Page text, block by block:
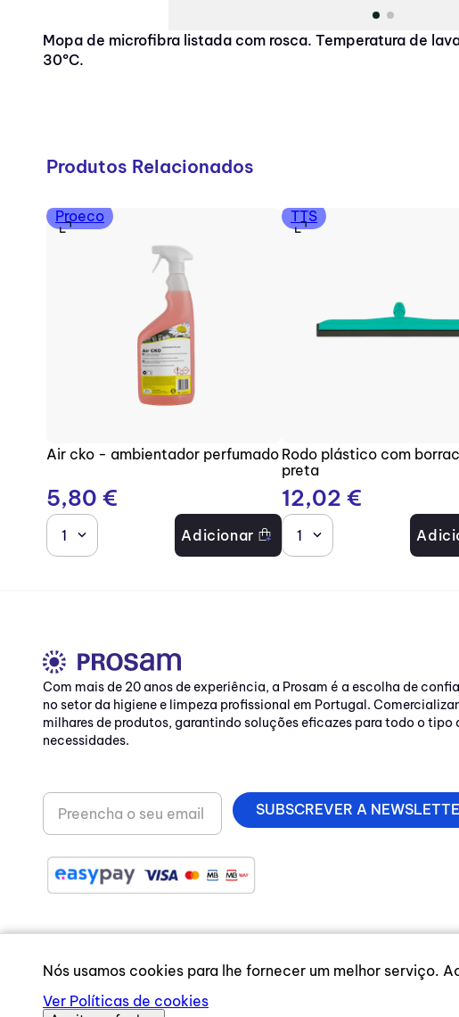
Nós usamos cookies para lhe fornecer um melhor serviço.
Ver Políticas de cookies
Mopa de microfibra listada com rosca. Temperatura de
30ºC.
Produtos Relacionados
Proeco
Air cko - ambientador perfumado
5,80 €
1 Adicionar
TTS
Rodo plástico com
preta
12,02 €
1
Com mais de 20 anos de experiência, a Prosam é a escolha de
no setor da higiene e limpeza profissional em Portugal.
milhares de produtos, garantindo soluções eficazes para todo o tipo
necessidades.
SUBSCREVER A